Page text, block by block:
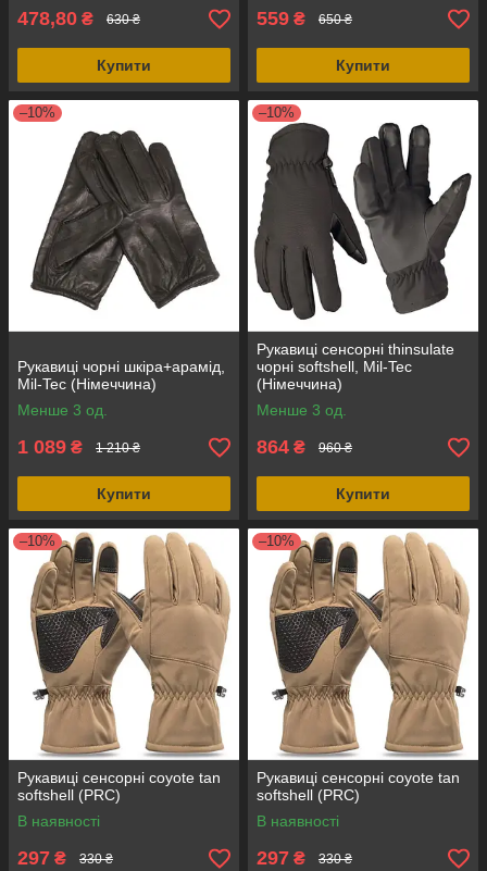
478,80 ₴ 630 ₴
Купити
559 ₴ 650 ₴
Купити
–10%
Рукавиці чорні шкіра+арамід,
Mil-Tec (Німеччина)
Менше 3 од.
1 089 ₴ 1 210 ₴
Купити
–10%
Рукавиці сенсорні thinsulate
чорні softshell, Mil-Tec
(Німеччина)
Менше 3 од.
864 ₴ 960 ₴
Купити
–10%
Рукавиці сенсорні coyote tan
softshell (PRC)
В наявності
297 ₴ 330 ₴
–10%
Рукавиці сенсорні coyote tan
softshell (PRC)
В наявності
297 ₴ 330 ₴